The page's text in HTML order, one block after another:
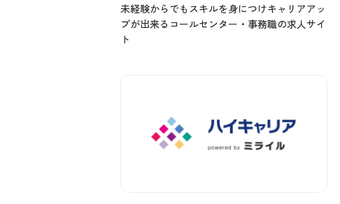
未経験からでもスキルを身につけキャリアアッ
プが出来るコールセンター・事務職の求人サイ
ト